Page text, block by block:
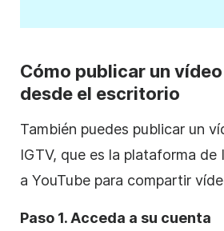
Cómo publicar un
desde el escritorio
También puedes publicar un
IGTV, que es la plataforma de
a YouTube para compartir
Paso 1. Acceda a su cuenta